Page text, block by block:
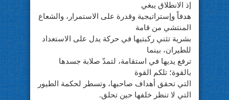
إذ الانطلاق يبغي
هدفاً وإستراتيجية وقدرة على الاستمرار، والشعاع
المنتشي من قامة
بشرية تثني ركبتيها في حركة يدل على الاستعداد
للطيران، بينما
ترفع يديها في استقامة، لتمدّ صلابة جسدها
بالقوة؛ تلكم القوة
التي تحقق أهداف صاحبها، وتسطر لحكمة الطيور
التي لا تنظر خلفها حين تحلق.